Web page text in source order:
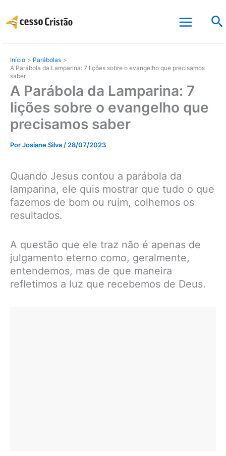
para
conteúdo
Início
Parábolas
A Parábola da Lamparina: 7 lições sobre o evangelho que precisamos
saber
A Parábola da Lamparina: 7
lições sobre o evangelho que
precisamos saber
PorJosiane Silva / 28/07/2023
Quando Jesus contou a parábola da
lamparina, ele quis mostrar que tudo o que
fazemos de bom ou ruim, colhemos os
resultados.
A questão que ele traz não é apenas de
julgamento eterno como, geralmente,
entendemos, mas de que maneira
refletimos a luz que recebemos de Deus.